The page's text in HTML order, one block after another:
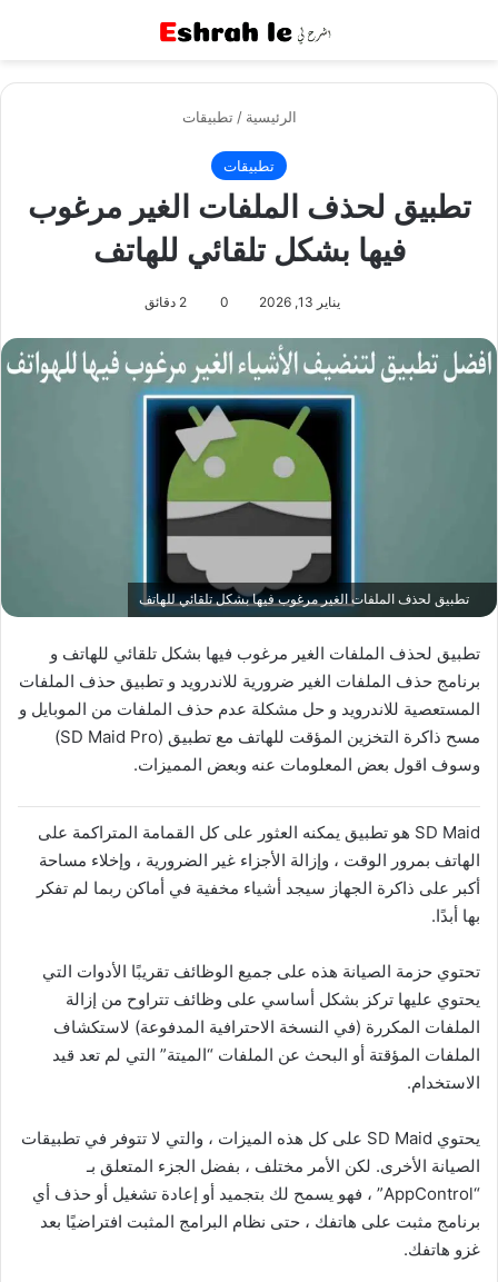
الرئيسية / تطبيقات
تطبيقات
تطبيق لحذف الملفات الغير مرغوب
فيها بشكل تلقائي للهاتف
يناير 13, 2026 0 2 دقائق
تطبيق لحذف الملفات الغير مرغوب فيها بشكل تلقائي للهاتف
تطبيق لحذف الملفات الغير مرغوب فيها بشكل تلقائي للهاتف و
برنامج حذف الملفات الغير ضرورية للاندرويد و تطبيق حذف الملفات
المستعصية للاندرويد و حل مشكلة عدم حذف الملفات من الموبايل و
مسح ذاكرة التخزين المؤقت للهاتف مع تطبيق (‏SD Maid Pro)
وسوف اقول بعض المعلومات عنه وبعض المميزات.
SD Maid هو تطبيق يمكنه العثور على كل القمامة المتراكمة على
الهاتف بمرور الوقت ، وإزالة الأجزاء غير الضرورية ، وإخلاء مساحة
أكبر على ذاكرة الجهاز سيجد أشياء مخفية في أماكن ربما لم تفكر
بها أبدًا.
تحتوي حزمة الصيانة هذه على جميع الوظائف تقريبًا الأدوات التي
يحتوي عليها تركز بشكل أساسي على وظائف تتراوح من إزالة
الملفات المكررة (في النسخة الاحترافية المدفوعة) لاستكشاف
الملفات المؤقتة أو البحث عن الملفات “الميتة” التي لم تعد قيد
الاستخدام.
يحتوي SD Maid على كل هذه الميزات ، والتي لا تتوفر في تطبيقات
الصيانة الأخرى. لكن الأمر مختلف ، بفضل الجزء المتعلق بـ
“AppControl” ، فهو يسمح لك بتجميد أو إعادة تشغيل أو حذف أي
برنامج مثبت على هاتفك ، حتى نظام البرامج المثبت افتراضيًا بعد
غزو هاتفك.